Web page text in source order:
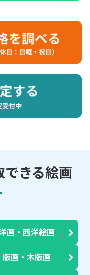
きる絵画
画・西洋絵画
版画・木版画